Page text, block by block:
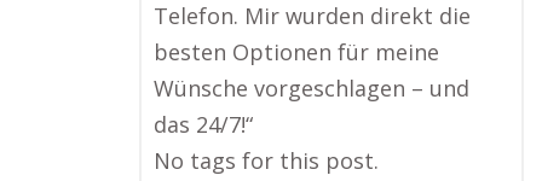
Telefon. Mir wurden direkt die
besten Optionen für meine
Wünsche vorgeschlagen – und
das 24/7!“
No tags for this post.